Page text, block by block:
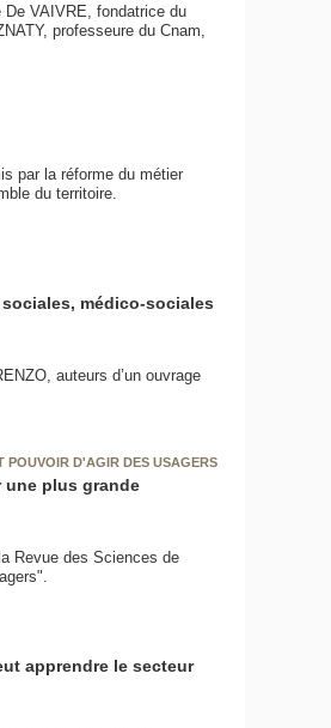
De VAIVRE, fondatrice du
professeure du Cnam,
par la réforme du métier
du territoire.
médico-sociales
auteurs d’un ouvrage
POUVOIR D'AGIR DES USAGERS
une plus grande
Revue des Sciences de
apprendre le secteur